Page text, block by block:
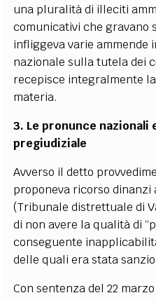
una pluralità di illeciti
comunicativi che gravano
infliggeva varie ammende
nazionale sulla tutela dei
recepisce integralmente
materia.
3. Le pronunce nazionali
pregiudiziale
Avverso il detto
proponeva ricorso dinanzi
(Tribunale distrettuale di
di non avere la qualità di
conseguente
delle quali era stata
Con sentenza del 22